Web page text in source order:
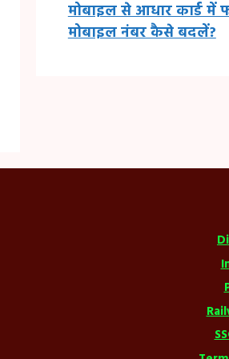
मोबाइल से आधार कार्ड में
मोबाइल नंबर कैसे बदलें?